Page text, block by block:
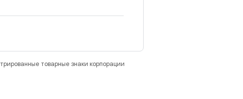
товарные знаки корпорации